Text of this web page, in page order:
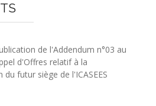
de l'Addendum n°03 au
d'Offres relatif à la
du futur siège de l'ICASEES